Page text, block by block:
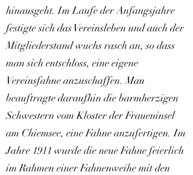
hinausgeht. Im Laufe der Anfangsjahre
festigte sich das Vereinsleben und auch der
Mitgliederstand wuchs rasch an, so dass
man sich entschloss, eine eigene
Vereinsfahne anzuschaffen. Man
beauftragte daraufhin die barmherzigen
Schwestern vom Kloster der Fraueninsel
am Chiemsee, eine Fahne anzufertigen. Im
Jahre 1911 wurde die neue Fahne feierlich
im Rahmen einer Fahnenweihe mit den